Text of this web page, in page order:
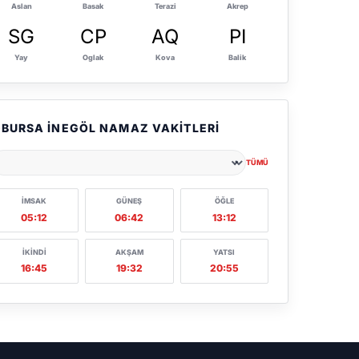
Aslan Basak Terazi Akrep
SG
Yay
CP
Oglak
AQ
Kova
PI
Balik
BURSA İNEGÖL NAMAZ VAKITLERI
TÜMÜ
İMSAK
05:12
GÜNEŞ
06:42
ÖĞLE
13:12
İKINDI
16:45
AKŞAM
19:32
YATSI
20:55